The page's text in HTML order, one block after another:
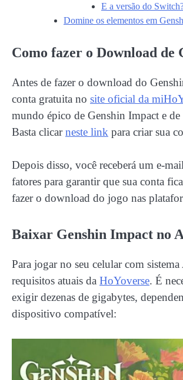
E a versão do
Domine os elementos em
Como fazer o Download de
Antes de fazer o download do
conta gratuita no site oficial da
mundo épico de Genshin Impact e
Basta clicarneste link para criar sua
Depois disso, você receberá um e-
fatores para garantir que sua conta
fazer o download do jogo nas
Baixar Genshin Impact no
Para jogar no seu celular com
requisitos atuais da HoYoverse. É
exigir dezenas de gigabytes,
dispositivo compatível: